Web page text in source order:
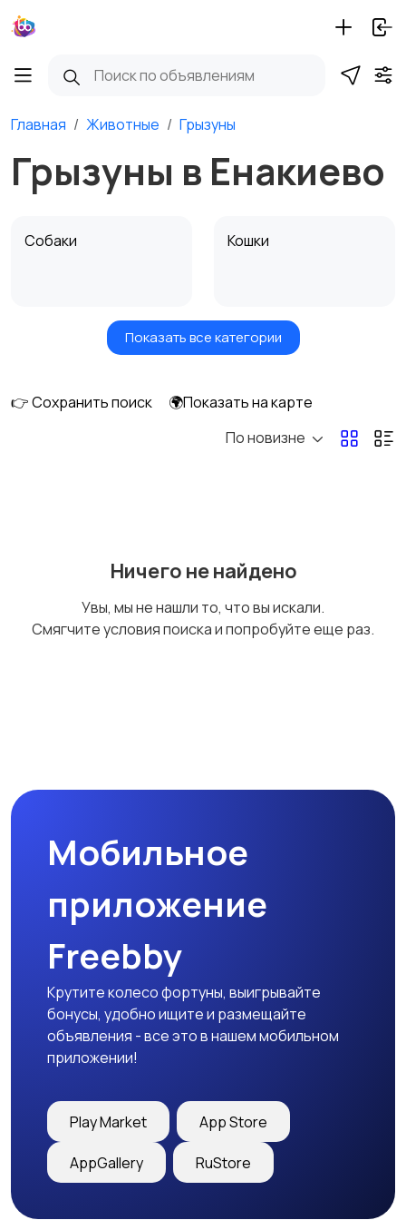
Главная Животные Грызуны
Грызуны в Енакиево
Собаки Кошки
Грызуны
С/х животные
Показать все категории
👉 Сохранить поиск
🌍Показать на карте
По новизне
Ничего не найдено
Увы, мы не нашли то, что вы искали.
Смягчите условия поиска и попробуйте еще раз.
Мобильное
приложение
Freebby
Крутите колесо фортуны, выигрывайте
бонусы, удобно ищите и размещайте
объявления - все это в нашем мобильном
приложении!
Play Market App Store
AppGallery RuStore